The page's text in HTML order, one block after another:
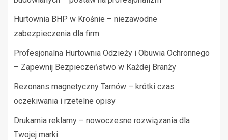
Hurtownia BHP w Krośnie – niezawodne
zabezpieczenia dla firm
Profesjonalna Hurtownia Odzieży i Obuwia Ochronnego
– Zapewnij Bezpieczeństwo w Każdej Branży
Rezonans magnetyczny Tarnów – krótki czas
oczekiwania i rzetelne opisy
Drukarnia reklamy – nowoczesne rozwiązania dla
Twojej marki